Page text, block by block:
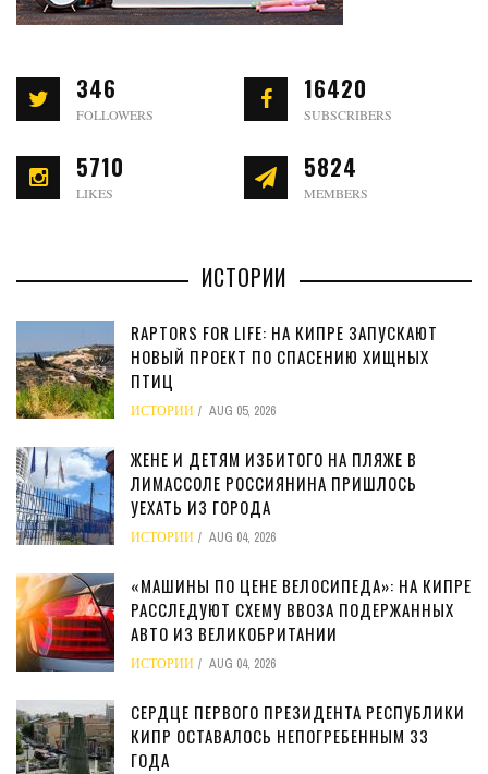
346
FOLLOWERS
16420
SUBSCRIBERS
5710
LIKES
5824
MEMBERS
ИСТОРИИ
RAPTORS FOR LIFE: НА КИПРЕ ЗАПУСКАЮТ
НОВЫЙ ПРОЕКТ ПО СПАСЕНИЮ ХИЩНЫХ
ПТИЦ
ИСТОРИИ AUG 05, 2026
ЖЕНЕ И ДЕТЯМ ИЗБИТОГО НА ПЛЯЖЕ В
ЛИМАССОЛЕ РОССИЯНИНА ПРИШЛОСЬ
УЕХАТЬ ИЗ ГОРОДА
ИСТОРИИ AUG 04, 2026
«МАШИНЫ ПО ЦЕНЕ ВЕЛОСИПЕДА»: НА КИПРЕ
РАССЛЕДУЮТ СХЕМУ ВВОЗА ПОДЕРЖАННЫХ
АВТО ИЗ ВЕЛИКОБРИТАНИИ
ИСТОРИИ AUG 04, 2026
СЕРДЦЕ ПЕРВОГО ПРЕЗИДЕНТА РЕСПУБЛИКИ
КИПР ОСТАВАЛОСЬ НЕПОГРЕБЕННЫМ 33
ГОДА